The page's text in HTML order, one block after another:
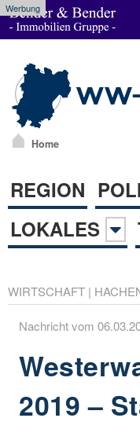
Werbung
Home
REGION
LOKALES
WIRTSCHAFT |
Nachricht vom
2019 –